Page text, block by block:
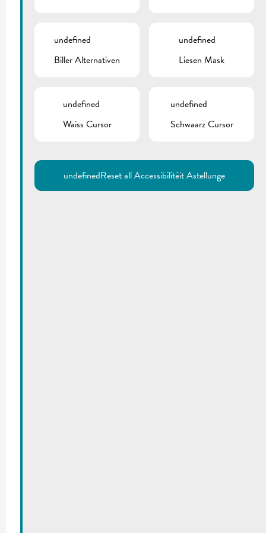
undefined
Biller Alternativen
undefined
Liesen Mask
undefined
Wäiss Cursor
undefined
Schwaarz Cursor
undefinedReset all Accessibilitéit Astellunge